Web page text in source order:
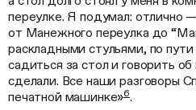
переулке. Я подумал: отлично
от Манежного переулка до
раскладными стульями, по пути
садиться за стол и говорить
сделали. Все наши разговоры
печатной машинке»6.